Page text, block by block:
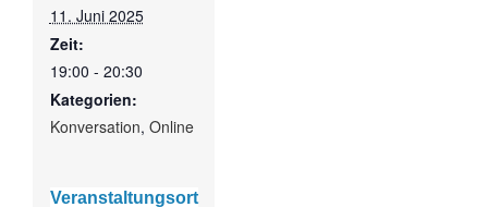
11. Juni 2025
Zeit:
19:00 - 20:30
Kategorien:
Konversation, Online
Veranstaltungsort